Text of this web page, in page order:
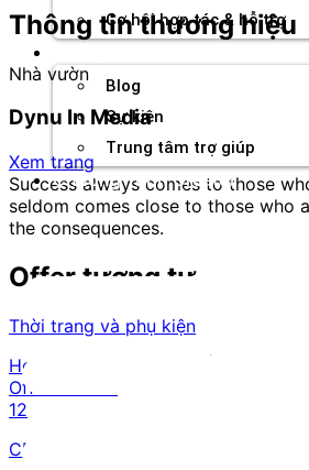
Cơ hội hợp tác & hỗ trợ
Blog
Sự kiện
Trung tâm trợ giúp
Chương Trình Creator
Thông tin thương hiệu
Nhà vườn
Dynu In Media
Xem trang
Success always comes to those
seldom comes close to those who
the consequences.
Offer tương tự
Thời trang và phụ kiện
Hemp Hash - RevShare | UK
Offer ID:
12
CPS